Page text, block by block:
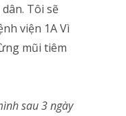
Tôi sẽ
viện 1A Vì
mũi tiêm
sau 3 ngày